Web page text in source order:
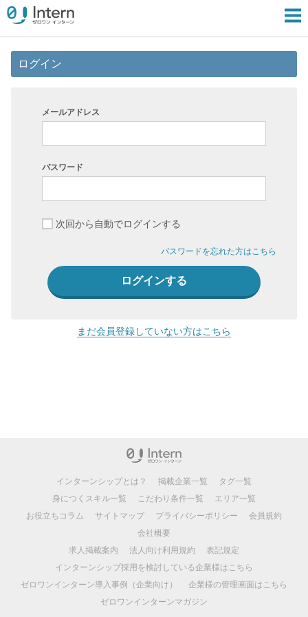
ログイン
メールアドレス
パスワード
次回から自動でログインする
パスワードを忘れた方はこちら
まだ会員登録していない方はこちら
インターンシップとは？ 掲載企業一覧
タグ一覧
身につくスキル一覧
こだわり条件一覧
エリア一覧
お役立ちコラム
サイトマップ プライバシーポリシー
会員規約
会社概要
求人掲載案内
法人向け利用規約
表記規定
インターンシップ採用を検討している企業様はこちら
ゼロワンインターン導入事例（企業向け）
企業様の管理画面はこちら
ゼロワンインターンマガジン